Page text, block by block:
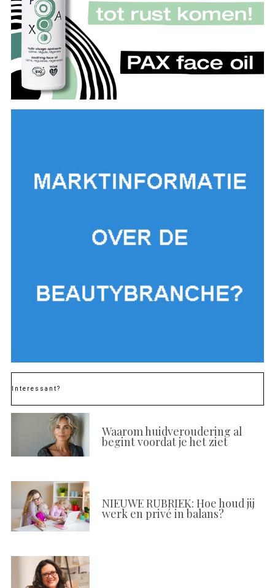
Interessant?
Waarom huidveroudering al
begint voordat je het ziet
NIEUWE RUBRIEK: Hoe houd jij
werk en privé in balans?